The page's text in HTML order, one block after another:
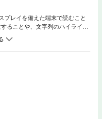
プレイを備えた端末で読むこと
ることや、文字列のハイライ
使用できません。“漫画の神
中で躍動する哺乳類、爬虫類、
の新たな魅力を発掘。これぞ真
点は、そのストーリー展開の中
類、魚類、甲殻類、貝類、鳥
191項目をピックアップし、手
は語れない！※この商品は紙の
文字だけを拡大することはでき